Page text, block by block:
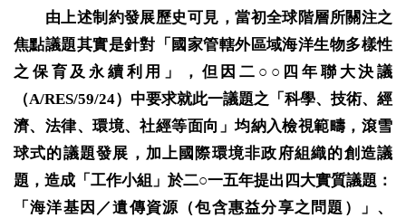
由上述制約發展歷史可見，當初全球階層所關注之
焦點議題其實是針對「國家管轄外區域海洋生物多樣性
之保育及永續利用」，但因二○○四年聯大決議
（A/RES/59/24）中要求就此一議題之「科學、技術、經
濟、法律、環境、社經等面向」均納入檢視範疇，滾雪
球式的議題發展，加上國際環境非政府組織的創造議
題，造成「工作小組」於二○一五年提出四大實質議題：
「海洋基因／遺傳資源（包含惠益分享之問題）」、